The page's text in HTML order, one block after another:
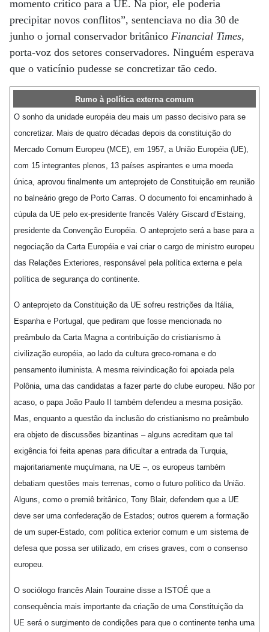
momento crítico para a UE. Na pior, ele poderia
precipitar novos conflitos”, sentenciava no dia 30 de
junho o jornal conservador britânico Financial Times,
porta-voz dos setores conservadores. Ninguém esperava
que o vaticínio pudesse se concretizar tão cedo.
Rumo à política externa comum
O sonho da unidade européia deu mais um passo decisivo para se
concretizar. Mais de quatro décadas depois da constituição do
Mercado Comum Europeu (MCE), em 1957, a União Européia (UE),
com 15 integrantes plenos, 13 países aspirantes e uma moeda
única, aprovou finalmente um anteprojeto de Constituição em reunião
no balneário grego de Porto Carras. O documento foi encaminhado à
cúpula da UE pelo ex-presidente francês Valéry Giscard d’Estaing,
presidente da Convenção Européia. O anteprojeto será a base para a
negociação da Carta Européia e vai criar o cargo de ministro europeu
das Relações Exteriores, responsável pela política externa e pela
política de segurança do continente.
O anteprojeto da Constituição da UE sofreu restrições da Itália,
Espanha e Portugal, que pediram que fosse mencionada no
preâmbulo da Carta Magna a contribuição do cristianismo à
civilização européia, ao lado da cultura greco-romana e do
pensamento iluminista. A mesma reivindicação foi apoiada pela
Polônia, uma das candidatas a fazer parte do clube europeu. Não por
acaso, o papa João Paulo II também defendeu a mesma posição.
Mas, enquanto a questão da inclusão do cristianismo no preâmbulo
era objeto de discussões bizantinas – alguns acreditam que tal
exigência foi feita apenas para dificultar a entrada da Turquia,
majoritariamente muçulmana, na UE –, os europeus também
debatiam questões mais terrenas, como o futuro político da União.
Alguns, como o premiê britânico, Tony Blair, defendem que a UE
deve ser uma confederação de Estados; outros querem a formação
de um super-Estado, com política exterior comum e um sistema de
defesa que possa ser utilizado, em crises graves, com o consenso
europeu.
O sociólogo francês Alain Touraine disse a ISTOÉ que a
consequência mais importante da criação de uma Constituição da
UE será o surgimento de condições para que o continente tenha uma